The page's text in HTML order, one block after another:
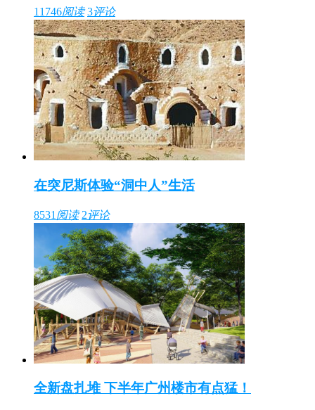
11746阅读 3评论
在突尼斯体验“洞中人”生活
8531 阅读 2评论
全新盘扎堆 下半年广州楼市有点猛！